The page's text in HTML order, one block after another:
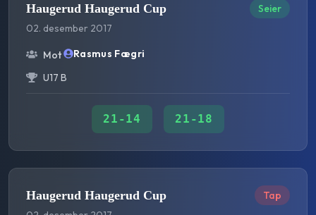
Haugerud Haugerud Cup
02. desember 2017
Seier
Mot
Rasmus Fægri
U17 B
21 -14 21 -18
Haugerud Haugerud Cup Tap